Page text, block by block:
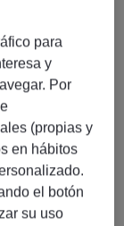
a un
para
para
y
Por
(propias y
en hábitos
el botón
su uso